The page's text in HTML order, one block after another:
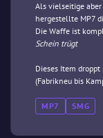
Als vielseitige
hergestellte MP7
Die Waffe ist
Schein trügt
Dieses Item
(Fabrikneu bis
MP7 SMG